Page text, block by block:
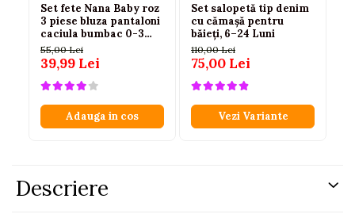
Set fete Nana Baby roz
3 piese bluza pantaloni
caciula bumbac 0-3
luni
55,00 Lei
39,99 Lei
Adauga in cos
Set salopetă tip denim
cu cămașă pentru
băieți, 6–24 Luni
110,00 Lei
75,00 Lei
Vezi Variante
Descriere